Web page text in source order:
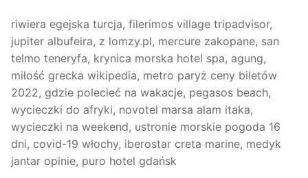
riwiera egejska turcja, filerimos village tripadvisor,
jupiter albufeira, z lomzy.pl, mercure zakopane, san
telmo teneryfa, krynica morska hotel spa, agung,
miłość grecka wikipedia, metro paryż ceny biletów
2022, gdzie polecieć na wakacje, pegasos beach,
wycieczki do afryki, novotel marsa alam itaka,
wycieczki na weekend, ustronie morskie pogoda 16
dni, covid-19 włochy, iberostar creta marine, medyk
jantar opinie, puro hotel gdańsk